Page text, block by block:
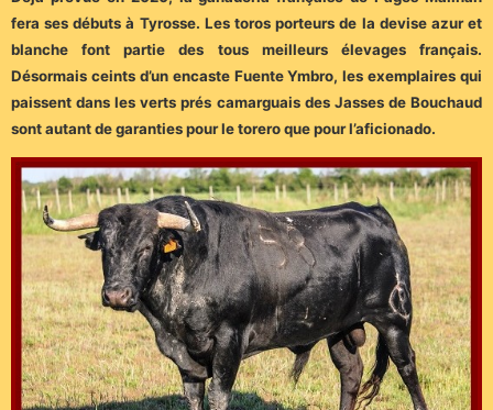
fera ses débuts à Tyrosse. Les toros porteurs de la devise azur et
blanche font partie des tous meilleurs élevages français.
Désormais ceints d’un encaste Fuente Ymbro, les exemplaires qui
paissent dans les verts prés camarguais des Jasses de Bouchaud
sont autant de garanties pour le torero que pour l’aficionado.